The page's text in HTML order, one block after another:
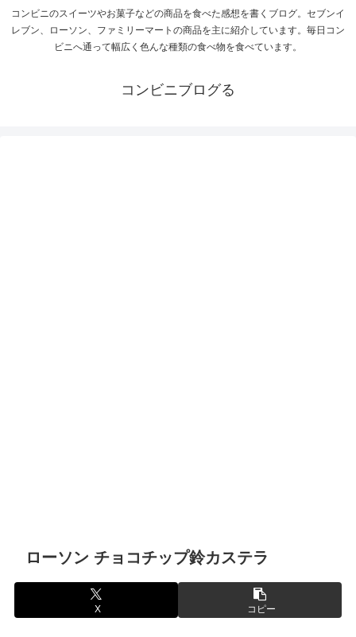
コンビニのスイーツやお菓子などの商品を食べた感想を書くブログ。セブンイ
レブン、ローソン、ファミリーマートの商品を主に紹介しています。毎日コン
ビニへ通って幅広く色んな種類の食べ物を食べています。
コンビニブログる
ローソン チョコチップ鈴カステラ
X コピー